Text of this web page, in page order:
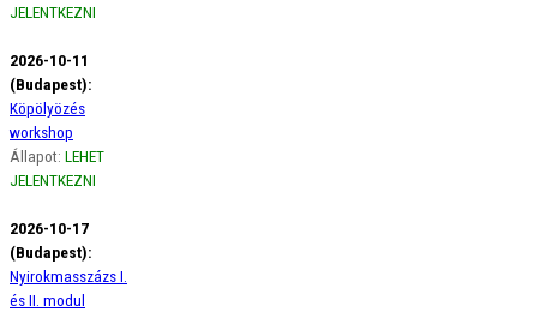
JELENTKEZNI
2026-10-11
(Budapest):
Köpölyözés
workshop
Állapot: LEHET
JELENTKEZNI
2026-10-17
(Budapest):
Nyirokmasszázs I.
és II. modul